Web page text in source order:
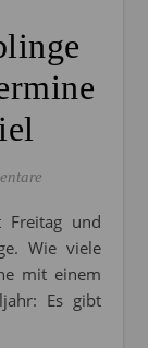
Wie viele
mit einem
Es gibt